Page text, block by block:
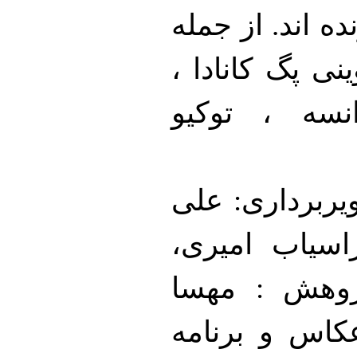
اند. از جمله
پگ کانادا ،
، توکیو
علی
امیری،
: مهسا
و برنامه